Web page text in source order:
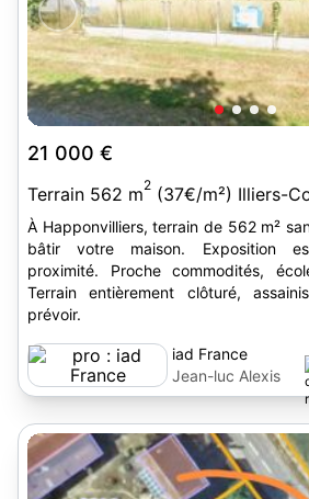
21 000 €
Terrain 562 m2 (37€/m²) Illiers-
À Happonvilliers, terrain de 562 m²
bâtir votre maison. Exposition
proximité. Proche commodités,
Terrain entièrement clôturé,
prévoir.
iad France
Jean-luc Alexis